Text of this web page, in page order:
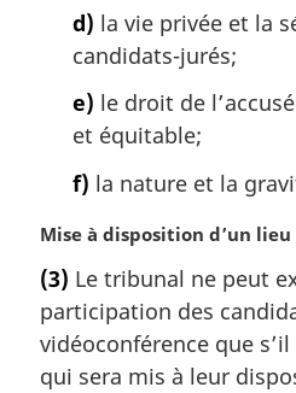
d) la vie privée et la
candidats-jurés;
e) le droit de
et équitable;
f) la nature et la
N
t
e
m
a
Mise à disposition d’un lieu
(3) Le tribunal ne peut
participation des
vidéoconférence que
qui sera mis à leur